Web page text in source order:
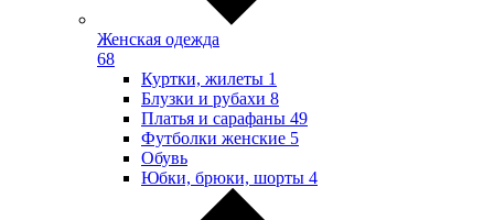
Женская одежда
68
Куртки, жилеты 1
Блузки и рубахи 8
Платья и сарафаны 49
Футболки женские 5
Обувь
Юбки, брюки, шорты 4